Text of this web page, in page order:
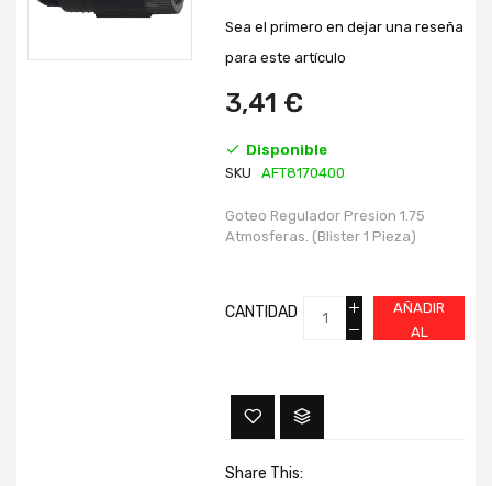
galería
imágenes
Sea el primero en dejar una reseña
para este artículo
3,41 €
Disponible
SKU
AFT8170400
Goteo Regulador Presion 1.75
Atmosferas. (Blister 1 Pieza)
CANTIDAD
AÑADIR
AL
Share This: